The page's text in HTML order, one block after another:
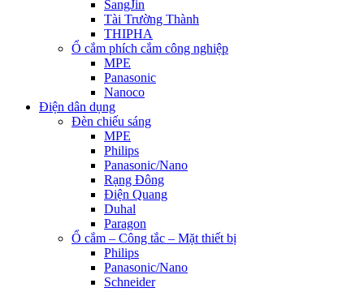
SangJin
Tài Trường Thành
THIPHA
Ổ cắm phích cắm công nghiệp
MPE
Panasonic
Nanoco
Điện dân dụng
Đèn chiếu sáng
MPE
Philips
Panasonic/Nano
Rạng Đông
Điện Quang
Duhal
Paragon
Ổ cắm – Công tắc – Mặt thiết bị
Philips
Panasonic/Nano
Schneider